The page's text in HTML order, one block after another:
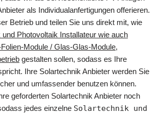
als Individualanfertigungen offerieren.
Betrieb und teilen Sie uns direkt mit, wie
und Photovoltaik Installateur wie auch
Module / Glas-Glas-Module,
gestalten sollen, sodass es Ihre
Ihre Solartechnik Anbieter werden Sie
und umfassender benutzen können.
geforderten Solartechnik Anbieter noch
jedes einzelne Solartechnik und